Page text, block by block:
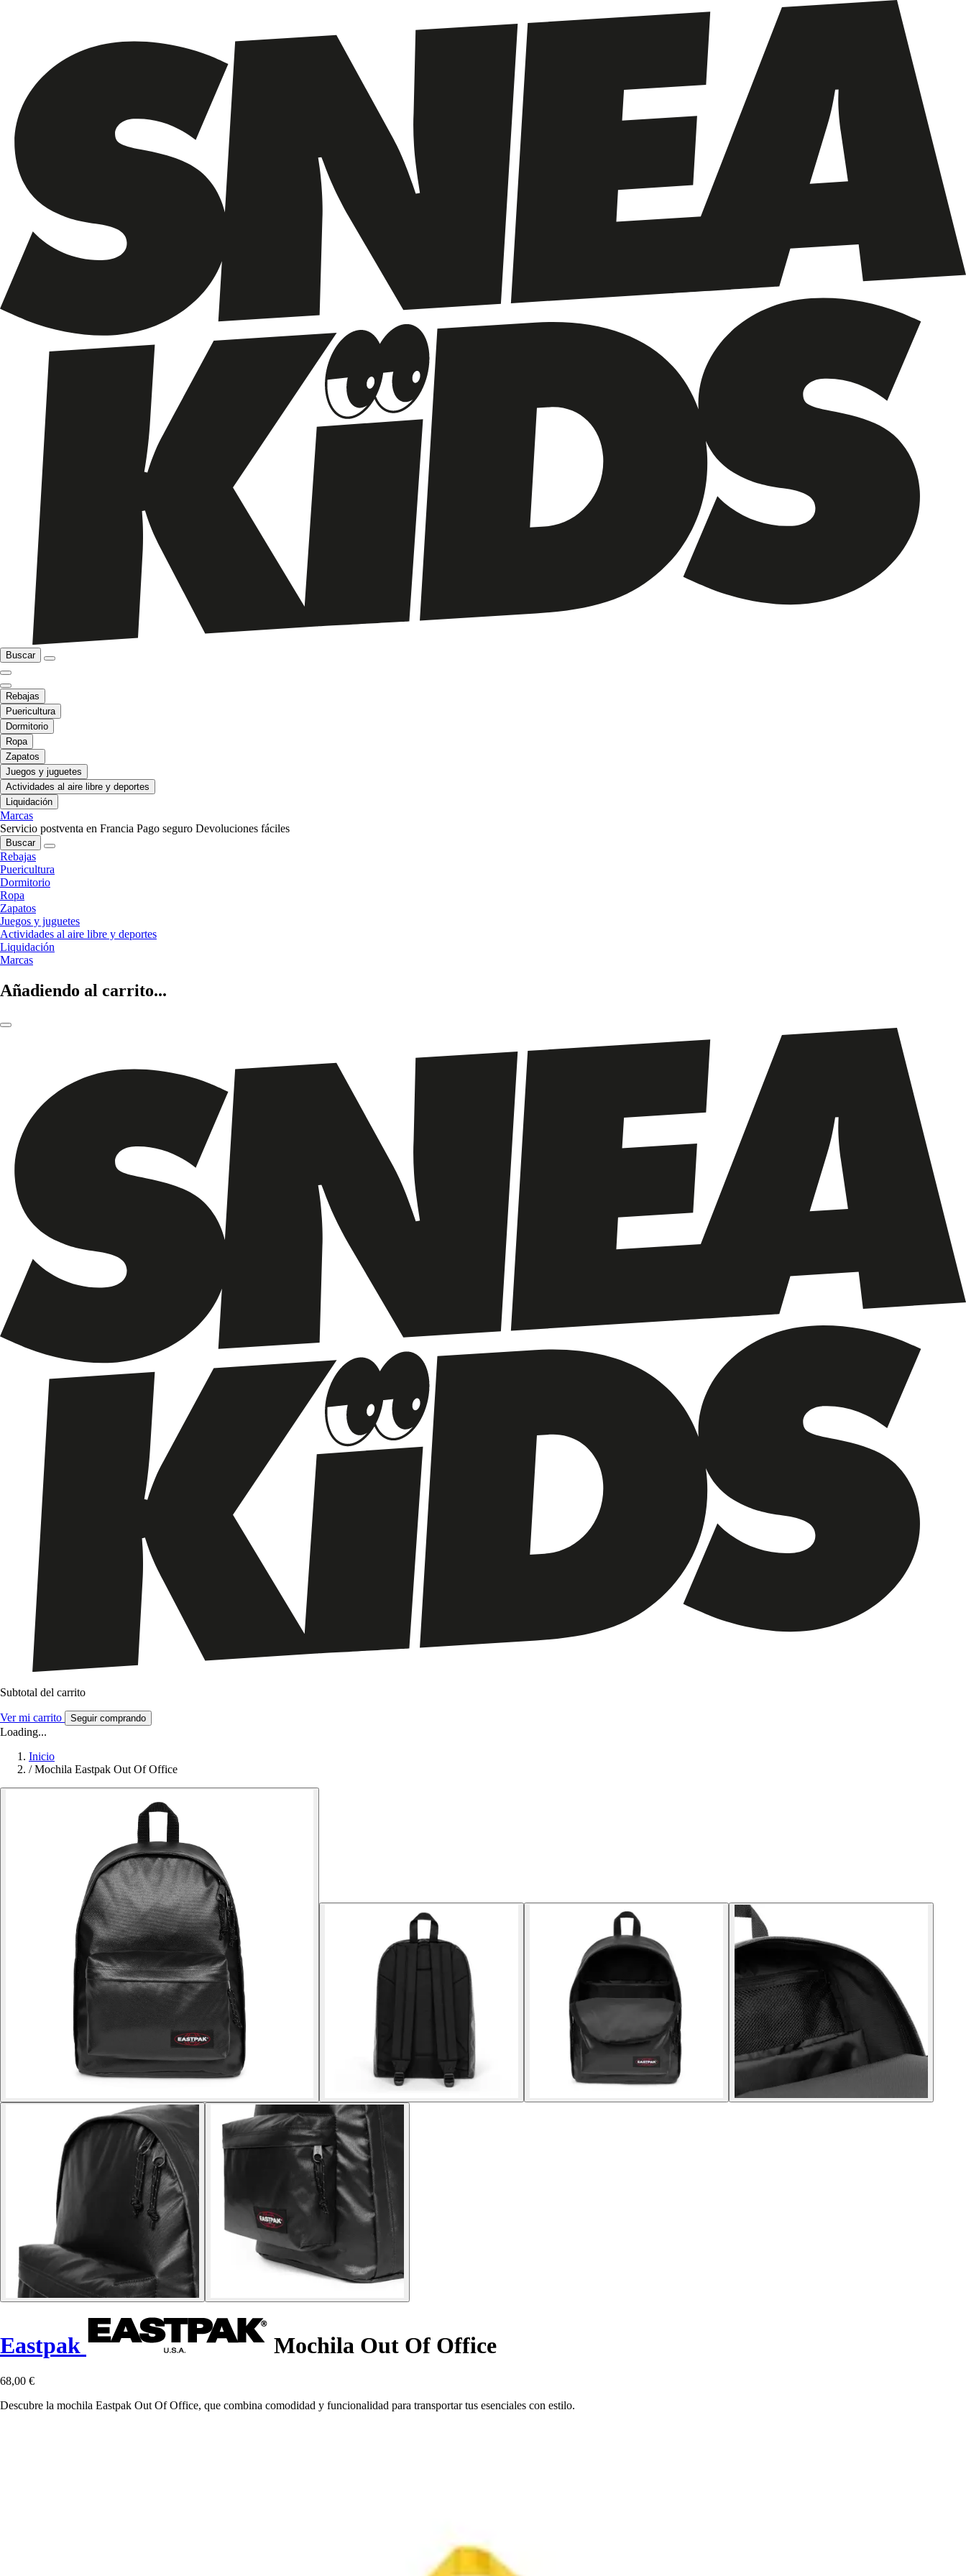
Buscar
Rebajas
Puericultura
Dormitorio
Ropa
Zapatos
Juegos y juguetes
Actividades al aire libre y deportes
Liquidación
Marcas
Servicio postventa en Francia Pago seguro Devoluciones fáciles
Buscar
Rebajas
Puericultura
Dormitorio
Ropa
Zapatos
Juegos y juguetes
Actividades al aire libre y deportes
Liquidación
Marcas
Añadiendo al carrito...
Subtotal del carrito
Ver mi carrito Seguir comprando
Loading...
Inicio
/ Mochila Eastpak Out Of Office
Eastpak Mochila Out Of Office
68,00 €
Descubre la mochila Eastpak Out Of Office, que combina comodidad y funcionalidad para transportar tus esenciales con estilo.